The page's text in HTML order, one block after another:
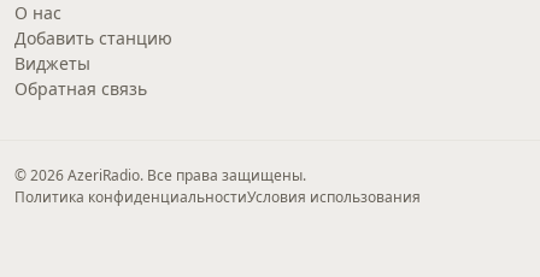
О нас
Добавить станцию
Виджеты
Обратная связь
© 2026 AzeriRadio. Все права защищены.
Политика конфиденциальностиУсловия использования